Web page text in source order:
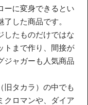
ーに変身できるとい
した商品です。
したものだけではな
トまで作り、間接が
ジャガーも人気商品
旧タカラ）の中でも
クロマンや、ダイア